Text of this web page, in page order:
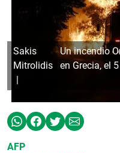
Un incendio
en Grecia, el
Sakis
Mitrolidis
AFP